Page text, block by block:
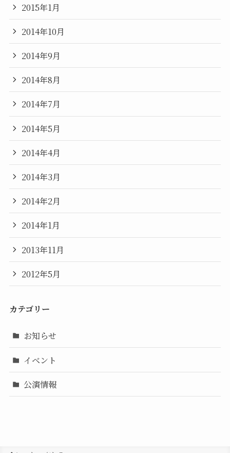
2015年1月
2014年10月
2014年9月
2014年8月
2014年7月
2014年5月
2014年4月
2014年3月
2014年2月
2014年1月
2013年11月
2012年5月
カテゴリー
お知らせ
イベント
公演情報